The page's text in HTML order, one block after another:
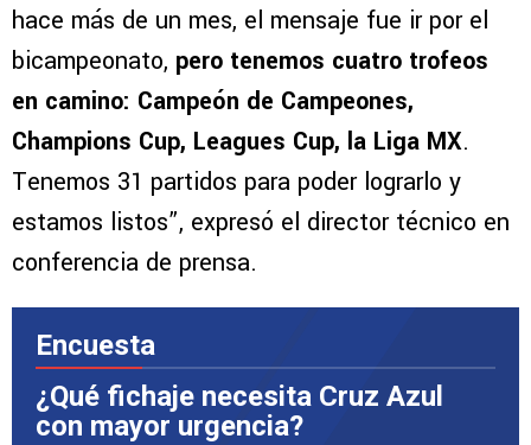
hace más de un mes, el mensaje fue ir por el
bicampeonato, pero tenemos cuatro trofeos
en camino: Campeón de Campeones,
Champions Cup, Leagues Cup, la Liga MX.
Tenemos 31 partidos para poder lograrlo y
estamos listos”, expresó el director técnico en
conferencia de prensa.
Encuesta
¿Qué fichaje necesita Cruz Azul
con mayor urgencia?